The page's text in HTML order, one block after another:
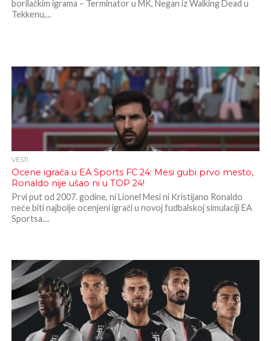
borilačkim igrama – Terminator u MK, Negan iz Walking Dead u
Tekkenu,...
VESTI
Ocene igrača u EA Sports FC 24: Mesi gubi prvo mesto,
Ronaldo nije ušao ni u TOP 24!
Prvi put od 2007. godine, ni Lionel Mesi ni Kristijano Ronaldo
neće biti najbolje ocenjeni igrači u novoj fudbalskoj simulaciji EA
Sportsa....